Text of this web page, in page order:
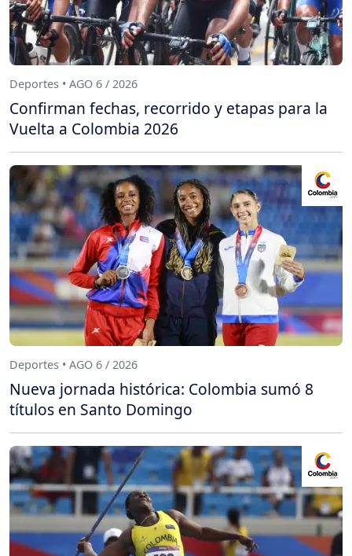
Deportes • AGO 6 / 2026
Confirman fechas, recorrido y etapas para la
Vuelta a Colombia 2026
Deportes • AGO 6 / 2026
Nueva jornada histórica: Colombia sumó 8
títulos en Santo Domingo